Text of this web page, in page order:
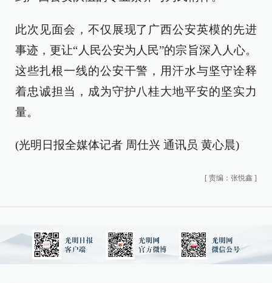
此次见面会，不仅展现了广西公安英模的先进
事迹，更让“人民公安为人民”的宗旨深入人心。
这些扎根一线的公安干警，用汗水与坚守诠释
着忠诚担当，成为守护八桂大地平安的坚实力
量。
(光明日报全媒体记者 周仕兴 通讯员 黄心晨)
[ 责编：张悦鑫 ]